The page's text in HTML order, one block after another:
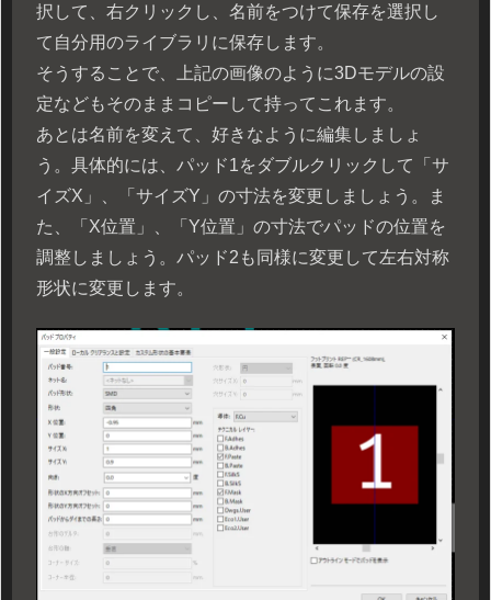
択して、右クリックし、名前をつけて保存を選択し
て自分用のライブラリに保存します。
そうすることで、上記の画像のように3Dモデルの設
定などもそのままコピーして持ってこれます。
あとは名前を変えて、好きなように編集しましょ
う。具体的には、パッド1をダブルクリックして「サ
イズX」、「サイズY」の寸法を変更しましょう。ま
た、「X位置」、「Y位置」の寸法でパッドの位置を
調整しましょう。パッド2も同様に変更して左右対称
形状に変更します。